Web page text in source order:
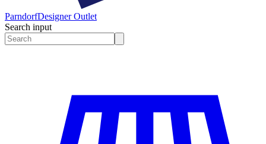
ParndorfDesigner Outlet
Search input